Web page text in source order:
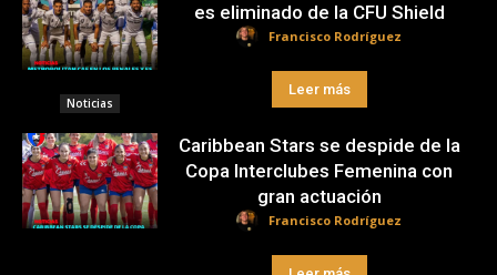
Noticias
es eliminado de la CFU Shield
Francisco Rodríguez
Leer más
Caribbean Stars se despide de la
Copa Interclubes Femenina con
gran actuación
Francisco Rodríguez